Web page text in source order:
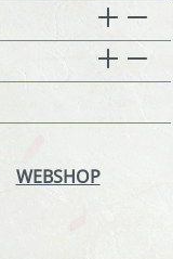
WEBSHOP